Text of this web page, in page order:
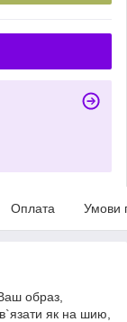
Оплата Умови
образ,
як на шию,